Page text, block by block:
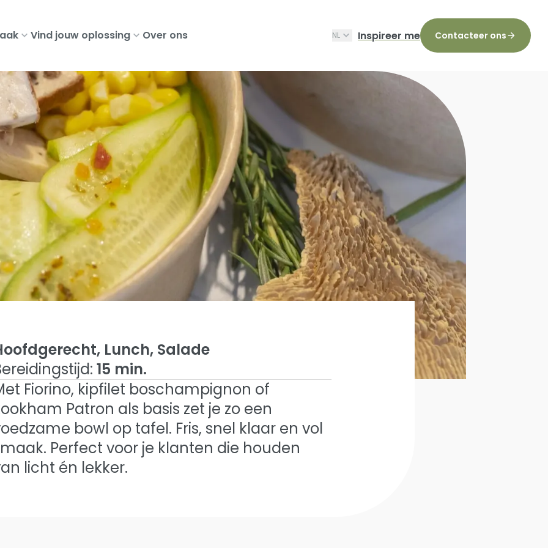
Vind jouw oplossing Over ons NL Inspireer me Contacteer ons
Op Basis Van Quinoa en Groenten
van
Lunch, Salade
15 min.
Fiorino, kipfilet boschampignon of
Patron als basis zet je zo een
bowl op tafel. Fris, snel klaar en vol
Perfect voor je klanten die houden
licht én lekker.